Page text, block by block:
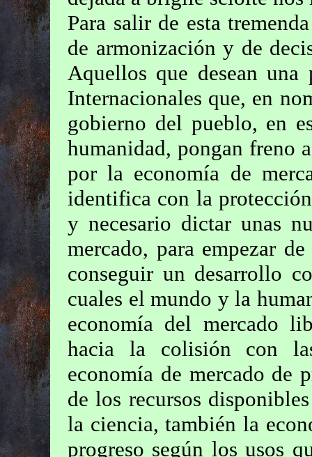
Para salir de esta
de armonización y de
Aquellos que desean
Internacionales que, en
gobierno del pueblo, en
humanidad, pongan freno
por la economía de
identifica con la
y necesario dictar unas
mercado, para empezar
conseguir un desarrollo
cuales el mundo y la
economía del mercado
hacia la colisión con
economía de mercado de
de los recursos
la ciencia, también la
progreso según los usos